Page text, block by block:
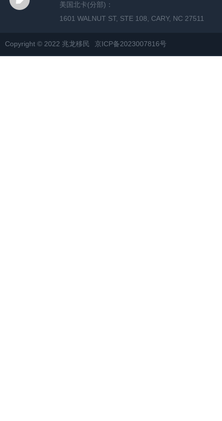
美国北卡(分部)：
1601 WALNUT ST, STE 108, CARY, NC 27511
Copyright © 2022 兆龙移民 京ICP备2023007816号